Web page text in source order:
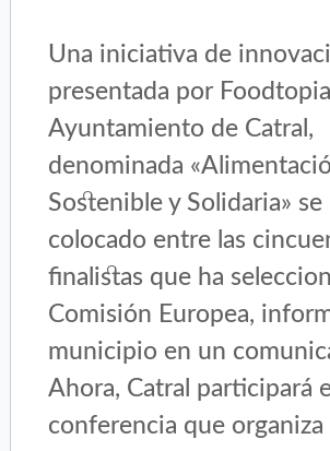
Una iniciativa de
presentada por Foodtopia
Ayuntamiento de Catral,
denominada
Sostenible y Solidaria» se
colocado entre las
finalistas que ha
Comisión Europea,
municipio en un
Ahora, Catral participará
conferencia que organiza